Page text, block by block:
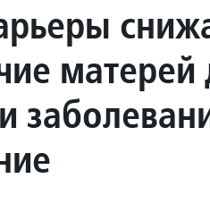
матерей